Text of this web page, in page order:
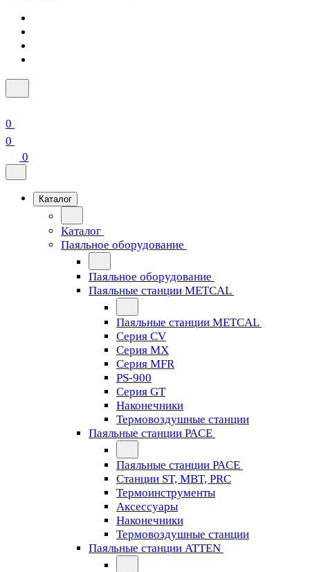
0
0
0
Каталог
Каталог
Паяльное оборудование
Паяльное оборудование
Паяльные станции METCAL
Паяльные станции METCAL
Серия CV
Серия MX
Серия MFR
PS-900
Серия GT
Наконечники
Термовоздушные станции
Паяльные станции PACE
Паяльные станции PACE
Станции ST, MBT, PRC
Термоинструменты
Аксессуары
Наконечники
Термовоздушные станции
Паяльные станции ATTEN